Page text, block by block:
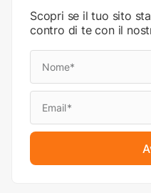
Scopri se il tuo sito
contro di te con il